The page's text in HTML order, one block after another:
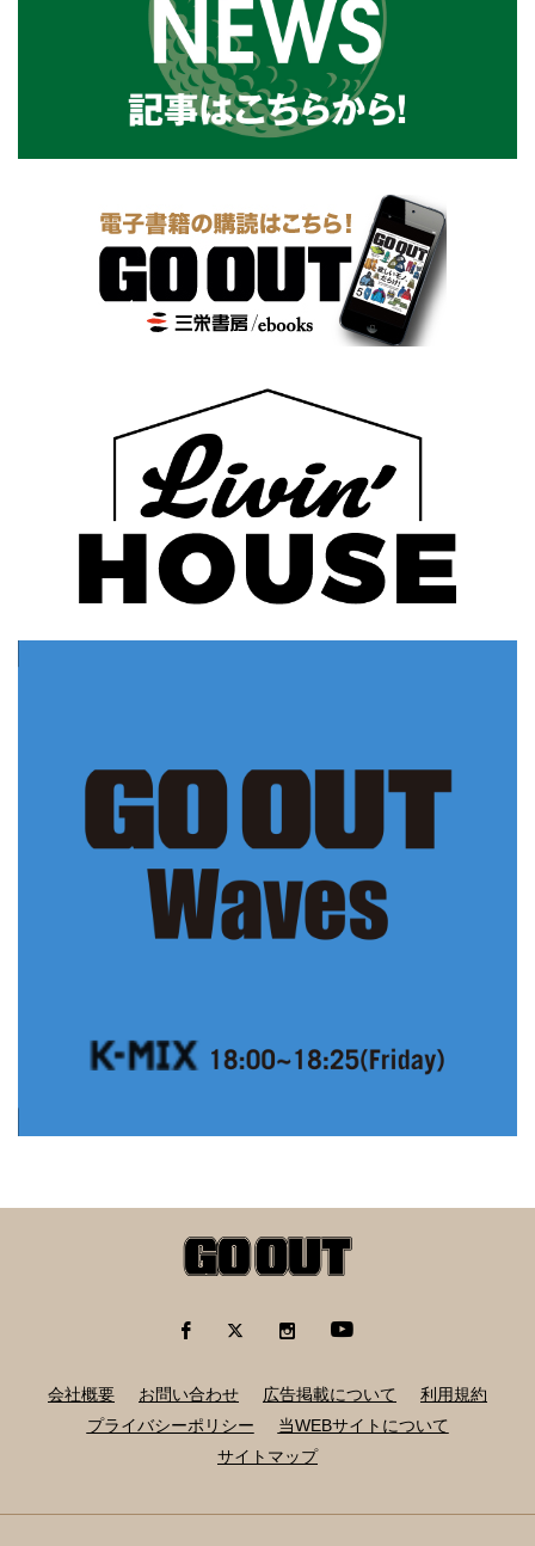
会社概要 お問い合わせ 広告掲載について
利用規約
プライバシーポリシー
当WEBサイトについて
サイトマップ